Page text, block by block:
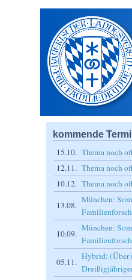
kommende
15.10. Thema noch
12.11. Thema noch
10.12. Thema noch
13.08.
München:
10.09.
München:
05.11.
Hybrid: